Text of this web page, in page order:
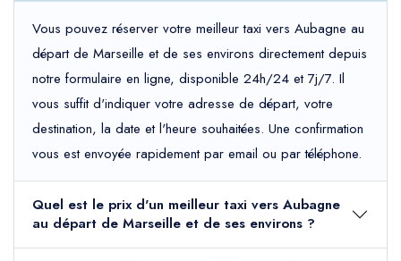
Vous pouvez réserver votre meilleur taxi vers Aubagne au
départ de Marseille et de ses environs directement depuis
notre formulaire en ligne, disponible 24h/24 et 7j/7. Il
vous suffit d'indiquer votre adresse de départ, votre
destination, la date et l'heure souhaitées. Une confirmation
vous est envoyée rapidement par email ou par téléphone.
Quel est le prix d'un meilleur taxi vers Aubagne
au départ de Marseille et de ses environs ?